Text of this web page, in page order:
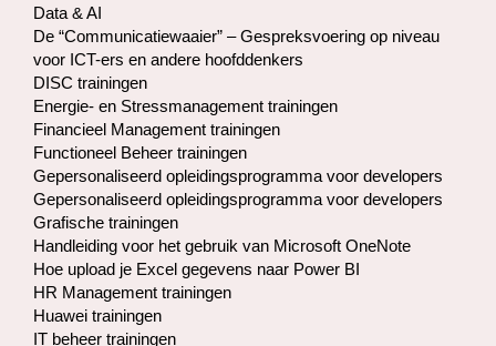
Data & AI
De “Communicatiewaaier” – Gespreksvoering op niveau
voor ICT-ers en andere hoofddenkers
DISC trainingen
Energie- en Stressmanagement trainingen
Financieel Management trainingen
Functioneel Beheer trainingen
Gepersonaliseerd opleidingsprogramma voor developers
Gepersonaliseerd opleidingsprogramma voor developers
Grafische trainingen
Handleiding voor het gebruik van Microsoft OneNote
Hoe upload je Excel gegevens naar Power BI
HR Management trainingen
Huawei trainingen
IT beheer trainingen